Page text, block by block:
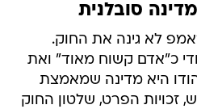
סובלנית
לא גינה את החוק.
כ"אדם קשוח מאוד" ואת
היא מדינה שמאמצת
זכויות הפרט, שלטון החוק